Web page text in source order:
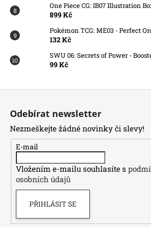
One Piece CG: IB07 Illustration
899 Kč
Pokémon TCG: ME03 - Perfect
132 Kč
SWU 06: Secrets of Power -
99 Kč
Z
Odebírat newsletter
Nezmeškejte žádné novinky či slevy!
E-mail
Vložením e-mailu souhlasíte s
osobních údajů
PŘIHLÁSIT SE